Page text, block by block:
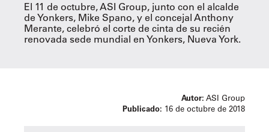
El 11 de octubre, ASI Group, junto con el alcalde
de Yonkers, Mike Spano, y el concejal Anthony
Merante, celebró el corte de cinta de su recién
renovada sede mundial en Yonkers, Nueva York.
Autor: ASI Group
Publicado: 16 de octubre de 2018